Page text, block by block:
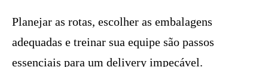
Planejar as rotas, escolher as embalagens
adequadas e treinar sua equipe são passos
essenciais para um delivery impecável.